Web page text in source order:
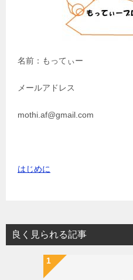
名前：もってぃー
メールアドレス
mothi.af@gmail.com
はじめに
良く見られる記事